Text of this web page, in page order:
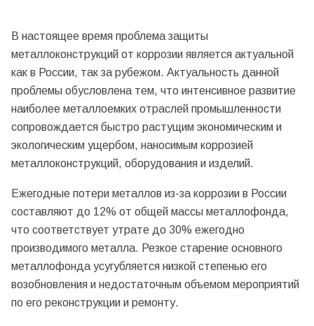
В настоящее время проблема защиты
металлоконструкций от коррозии является актуальной
как в России, так за рубежом. Актуальность данной
проблемы обусловлена тем, что интенсивное развитие
наиболее металлоемких отраслей промышленности
сопровождается быстро растущим экономическим и
экологическим ущербом, наносимым коррозией
металлоконструкций, оборудования и изделий.
Ежегодные потери металлов из-за коррозии в России
составляют до 12% от общей массы металлофонда,
что соответствует утрате до 30% ежегодно
производимого металла. Резкое старение основного
металлофонда усугубляется низкой степенью его
возобновления и недостаточным объемом мероприятий
по его реконструкции и ремонту.